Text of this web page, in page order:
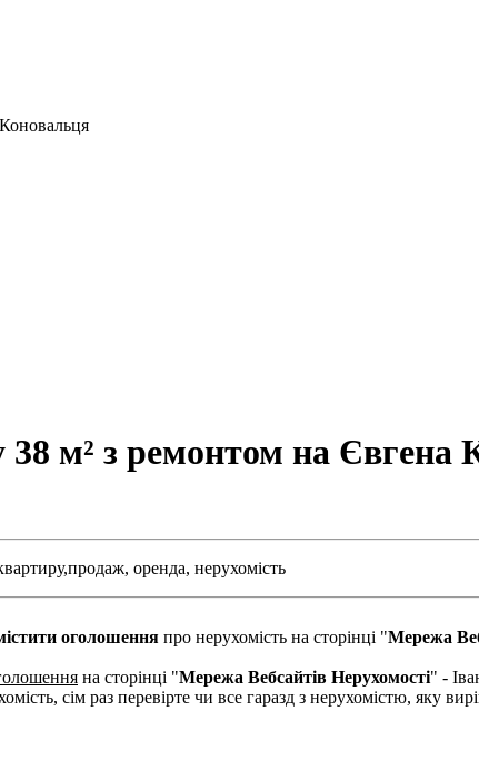
м² з ремонтом на Євгена
продаж, оренда, нерухомість
оголошення про нерухомість на сторінці "Мережа
на сторінці "Мережа Вебсайтів Нерухомості" -
сім раз перевірте чи все гаразд з нерухомістю, яку